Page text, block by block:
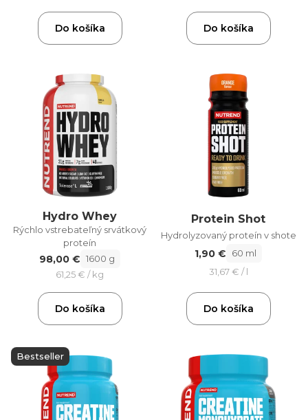
Do košíka Do košíka
Hydro Whey
Rýchlo vstrebateľný srvátkový
proteín
98,00 € 1600 g
61,25 € / kg
Do košíka
Protein Shot
Hydrolyzovaný proteín v shote
1,90 €
60 ml
31,67 € / l
Do košíka
Bestseller